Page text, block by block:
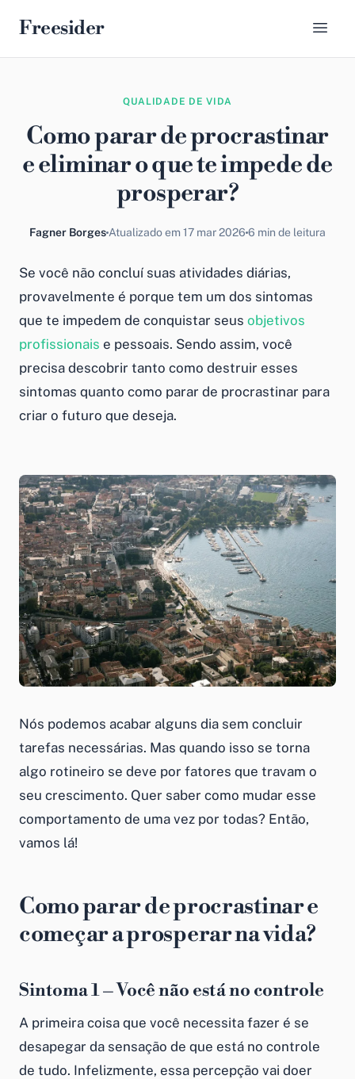
Freesider
QUALIDADE DE VIDA
Como parar de procrastinar
e eliminar o que te impede de
prosperar?
Fagner Borges Atualizado em 17 mar 2026 6 min de leitura
Se você não concluí suas atividades diárias,
provavelmente é porque tem um dos sintomas
que te impedem de conquistar seus objetivos
profissionais e pessoais. Sendo assim, você
precisa descobrir tanto como destruir esses
sintomas quanto como parar de procrastinar para
criar o futuro que deseja.
Nós podemos acabar alguns dia sem concluir
tarefas necessárias. Mas quando isso se torna
algo rotineiro se deve por fatores que travam o
seu crescimento. Quer saber como mudar esse
comportamento de uma vez por todas? Então,
vamos lá!
Como parar de procrastinar e
começar a prosperar na vida?
Sintoma 1 – Você não está no controle
A primeira coisa que você necessita fazer é se
desapegar da sensação de que está no controle
de tudo. Infelizmente, essa percepção vai doer